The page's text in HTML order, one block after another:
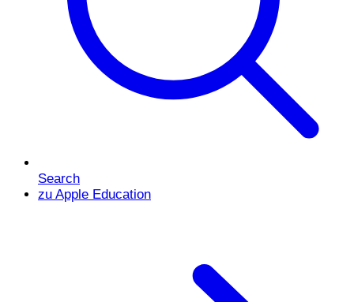
Search
zu Apple Education